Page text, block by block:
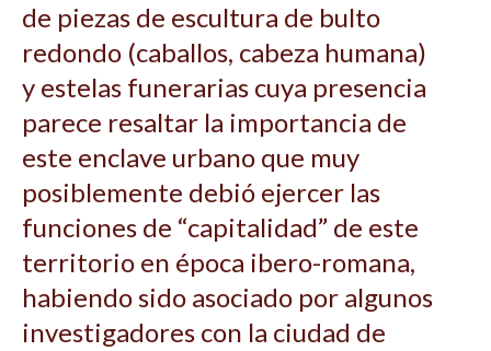
de piezas de escultura de bulto
redondo (caballos, cabeza humana)
y estelas funerarias cuya presencia
parece resaltar la importancia de
este enclave urbano que muy
posiblemente debió ejercer las
funciones de “capitalidad” de este
territorio en época ibero-romana,
habiendo sido asociado por algunos
investigadores con la ciudad de